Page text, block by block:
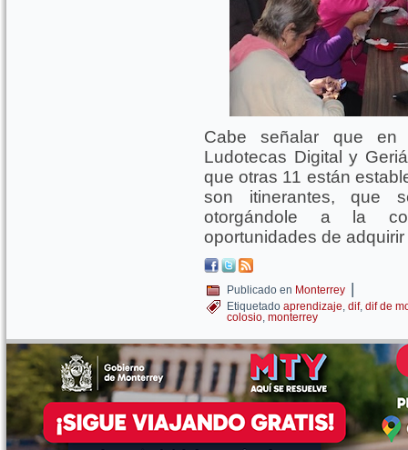
Cabe señalar que en
Ludotecas Digital y
que otras 11 están
son itinerantes, que
otorgándole a la
oportunidades de
Publicado en Monterrey |
Etiquetado aprendizaje, dif, dif de
colosio, monterrey